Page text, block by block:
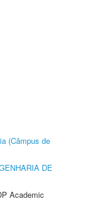
(Câmpus de
DE
Academic